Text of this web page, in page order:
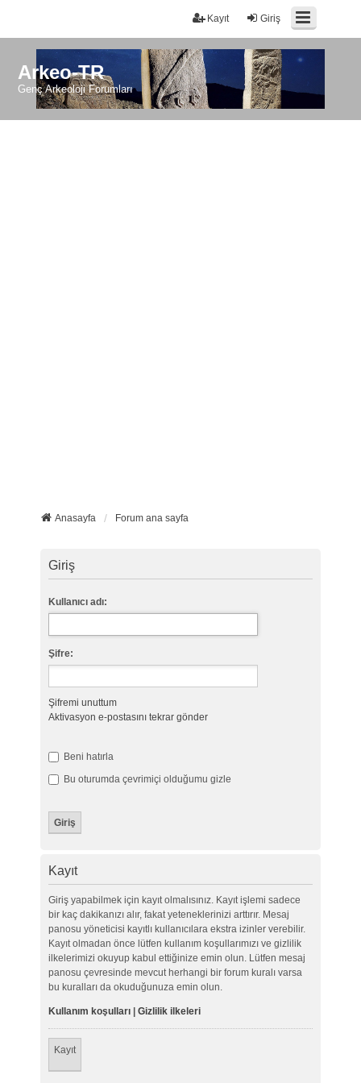
Giriş
Kayıt
Arkeo-TR
Genç Arkeoloji Forumları
Anasayfa Forum ana sayfa
Giriş
Kullanıcı adı:
Şifre:
Şifremi unuttum
Aktivasyon e-postasını tekrar gönder
Beni hatırla
Bu oturumda çevrimiçi olduğumu gizle
Kayıt
Giriş yapabilmek için kayıt olmalısınız. Kayıt işlemi sadece
bir kaç dakikanızı alır, fakat yeteneklerinizi arttırır. Mesaj
panosu yöneticisi kayıtlı kullanıcılara ekstra izinler verebilir.
Kayıt olmadan önce lütfen kullanım koşullarımızı ve gizlilik
ilkelerimizi okuyup kabul ettiğinize emin olun. Lütfen mesaj
panosu çevresinde mevcut herhangi bir forum kuralı varsa
bu kuralları da okuduğunuza emin olun.
Kullanım koşulları| Gizlilik ilkeleri
Kayıt